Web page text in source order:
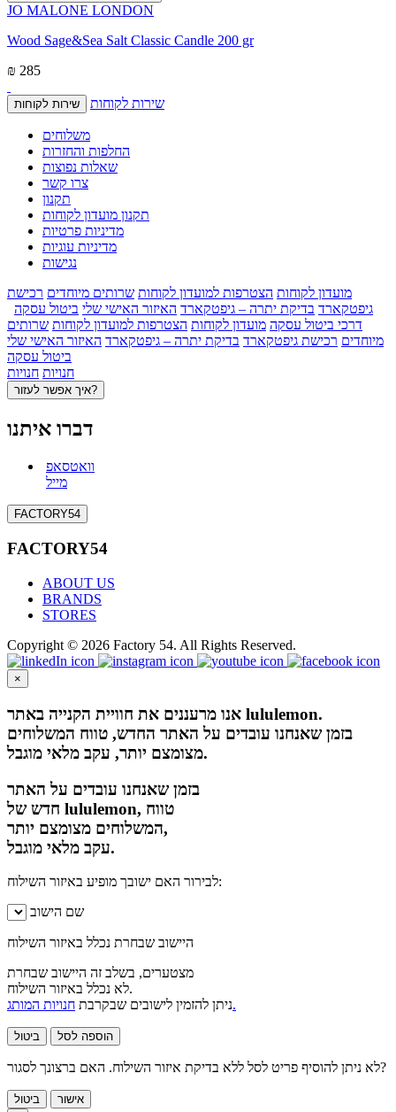
JO MALONE LONDON
Wood Sage&Sea Salt Classic Candle 200 gr
₪ 285
שירות לקוחות שירות לקוחות
משלוחים
החלפות והחזרות
שאלות נפוצות
צרו קשר
תקנון
תקנון מועדון לקוחות
מדיניות פרטיות
מדיניות עוגיות
נגישות
מועדון לקוחות הצטרפות למועדון לקוחות שרותים מיוחדים רכישת
גיפטקארד בדיקת יתרה – גיפטקארד האיזור האישי שלי ביטול עסקה
דרכי ביטול עסקה מועדון לקוחות הצטרפות למועדון לקוחות שרותים
מיוחדים רכישת גיפטקארד בדיקת יתרה – גיפטקארד האיזור האישי שלי
ביטול עסקה
חנויות חנויות
איך אפשר לעזור?
דברו איתנו
וואטסאפ
מייל
FACTORY54
FACTORY54
ABOUT US
BRANDS
STORES
Copyright © 2026 Factory 54. All Rights Reserved.
×
אנו מרעננים את חוויית הקנייה באתר lululemon.
בזמן שאנחנו עובדים על האתר החדש, טווח המשלוחים
מצומצם יותר, עקב מלאי מוגבל.
בזמן שאנחנו עובדים על האתר
חדש של lululemon, טווח
המשלוחים מצומצם יותר,
עקב מלאי מוגבל.
לבירור האם ישובך מופיע באיזור השילוח:
שם הישוב
היישוב שבחרת נכלל באיזור השילוח
מצטערים, בשלב זה היישוב שבחרת
לא נכלל באיזור השילוח.
ניתן להזמין לישובים שבקרבתחנויות המותג.
ביטול הוספה לסל
לא ניתן להוסיף פריט לסל ללא בדיקת איזור השילוח. האם ברצונך לסגור?
ביטול
אישור